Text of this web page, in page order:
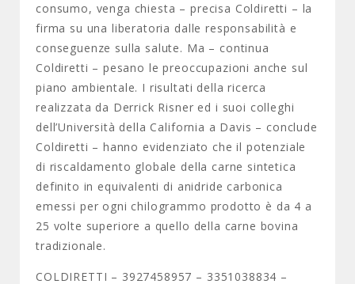
consumo, venga chiesta – precisa Coldiretti – la
firma su una liberatoria dalle responsabilità e
conseguenze sulla salute. Ma – continua
Coldiretti – pesano le preoccupazioni anche sul
piano ambientale. I risultati della ricerca
realizzata da Derrick Risner ed i suoi colleghi
dell’Università della California a Davis – conclude
Coldiretti – hanno evidenziato che il potenziale
di riscaldamento globale della carne sintetica
definito in equivalenti di anidride carbonica
emessi per ogni chilogrammo prodotto è da 4 a
25 volte superiore a quello della carne bovina
tradizionale.
COLDIRETTI – 3927458957 – 3351038834 –